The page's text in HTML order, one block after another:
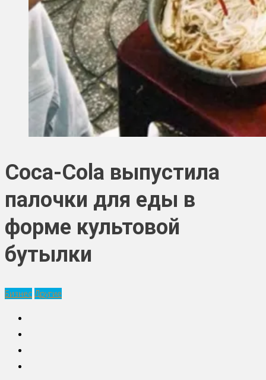
Coca-Cola выпустила
палочки для еды в
форме культовой
бутылки
Бизнес Другие